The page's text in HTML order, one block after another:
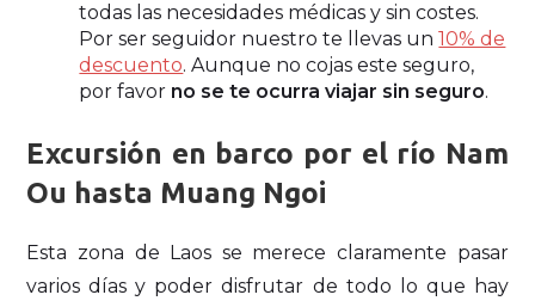
todas las necesidades médicas y sin costes.
Por ser seguidor nuestro te llevas un10% de
descuento. Aunque no cojas este seguro,
por favor no se te ocurra viajar sin seguro.
Excursión en barco por el río Nam
Ou hasta Muang Ngoi
Esta zona de Laos se merece claramente pasar
varios días y poder disfrutar de todo lo que hay